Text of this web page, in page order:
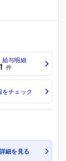
給与明細
1 件
をチェック
細を見る